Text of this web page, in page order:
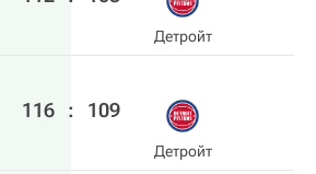
Детройт
116 : 109
Детройт